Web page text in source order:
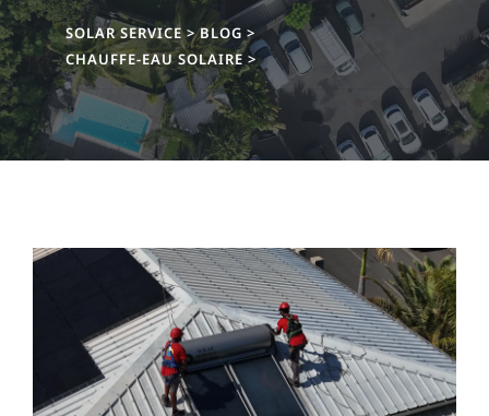
SOLAR SERVICE>BLOG >
CHAUFFE-EAU SOLAIRE >